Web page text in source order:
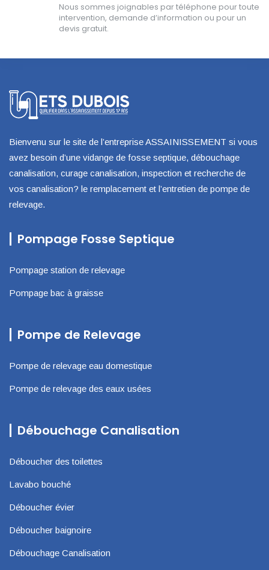
Nous sommes joignables par téléphone pour toute
intervention, demande d’information ou pour un
devis gratuit.
Bienvenu sur le site de l’entreprise ASSAINISSEMENT si vous
avez besoin d’une vidange de fosse septique, débouchage
canalisation, curage canalisation, inspection et recherche de
vos canalisation? le remplacement et l’entretien de pompe de
relevage.
Pompage Fosse Septique
Pompage station de relevage
Pompage bac à graisse
Pompe de Relevage
Pompe de relevage eau domestique
Pompe de relevage des eaux usées
Débouchage Canalisation
Déboucher des toilettes
Lavabo bouché
Déboucher évier
Déboucher baignoire
Débouchage Canalisation